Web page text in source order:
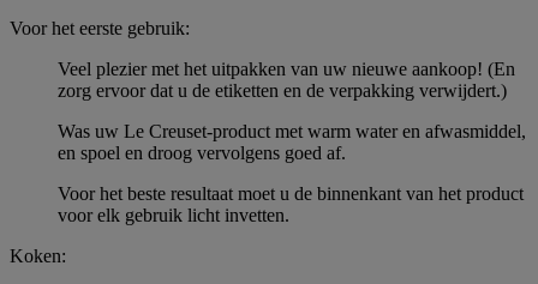
Voor het eerste gebruik:
Veel plezier met het uitpakken van uw nieuwe aankoop! (En
zorg ervoor dat u de etiketten en de verpakking verwijdert.)
Was uw Le Creuset-product met warm water en afwasmiddel,
en spoel en droog vervolgens goed af.
Voor het beste resultaat moet u de binnenkant van het product
voor elk gebruik licht invetten.
Koken: